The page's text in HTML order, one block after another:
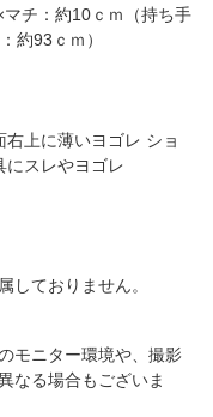
マチ：約10ｃｍ（持ち手
約93ｃｍ）
右上に薄いヨゴレ ショ
にスレやヨゴレ
しておりません。
モニター環境や、撮影
なる場合もございま